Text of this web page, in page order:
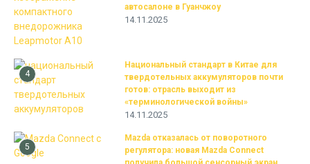
автосалоне в Гуанчжоу
14.11.2025
4
Национальный стандарт в Китае для
твердотельных аккумуляторов почти
готов: отрасль выходит из
«терминологической войны»
14.11.2025
5
Mazda отказалась от поворотного
регулятора: новая Mazda Connect